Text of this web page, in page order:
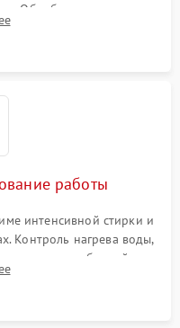
Обработка стыков
протечек воды.
работы
интенсивной стирки и
Контроль нагрева воды,
излишних вибраций,
под корпусом.